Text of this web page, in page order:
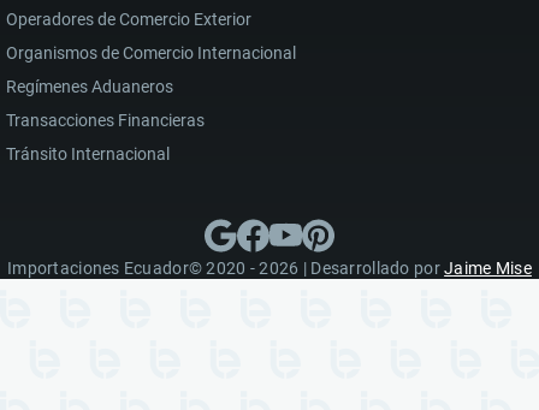
Operadores de Comercio Exterior
Organismos de Comercio Internacional
Regímenes Aduaneros
Transacciones Financieras
Tránsito Internacional
Importaciones Ecuador© 2020 - 2026 | Desarrollado porJaime Mise